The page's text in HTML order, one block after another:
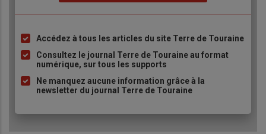
Liste
à
puce
Accédez à tous les articles du site Terre de Touraine
Consultez le journal Terre de Touraine au format
numérique, sur tous les supports
Ne manquez aucune information grâce à la
newsletter du journal Terre de Touraine